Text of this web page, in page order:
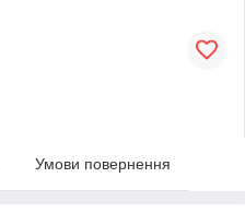
Умови повернення